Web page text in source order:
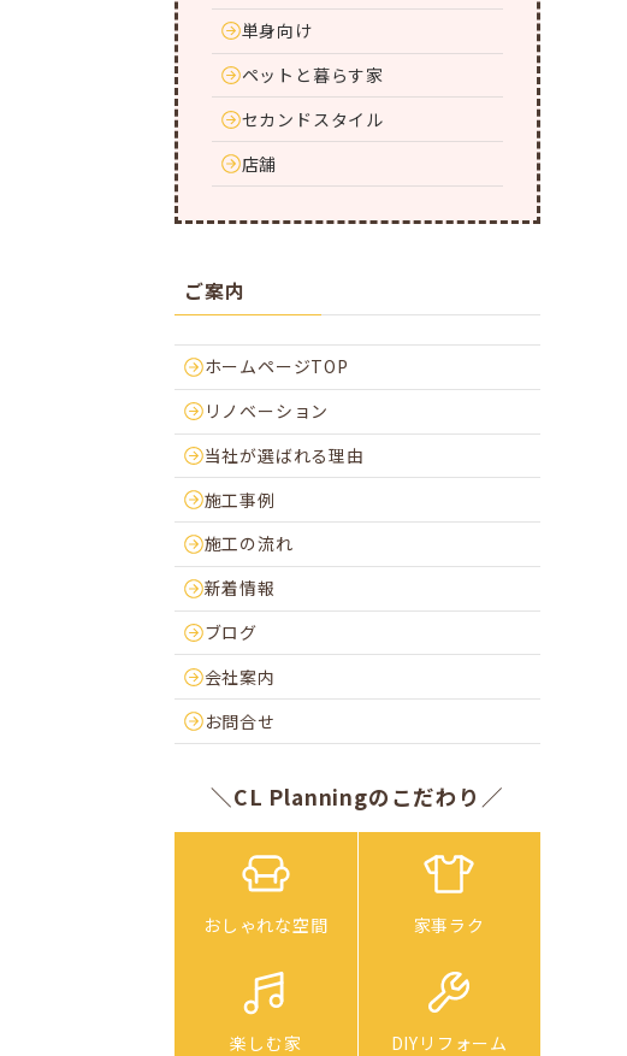
単身向け
ペットと暮らす家
セカンドスタイル
店舗
ご案内
ホームページTOP
リノベーション
当社が選ばれる理由
施工事例
施工の流れ
新着情報
ブログ
会社案内
お問合せ
＼CL Planningのこだわり／
おしゃれな空間 家事ラク
楽しむ家 DIYリフォーム